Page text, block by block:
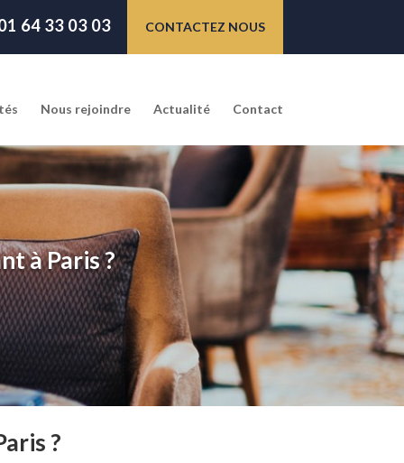
64 33 03 03 CONTACTEZ NOUS
Nous rejoindre Actualité Contact
à Paris ?
?